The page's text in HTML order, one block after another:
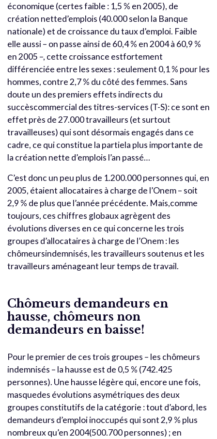
économique (certes faible : 1,5 % en 2005), de
création netted’emplois (40.000 selon la Banque
nationale) et de croissance du taux d’emploi. Faible
elle aussi – on passe ainsi de 60,4 % en 2004 à 60,9 %
en 2005 –, cette croissance estfortement
différenciée entre les sexes : seulement 0,1 % pour les
hommes, contre 2,7 % du côté des femmes. Sans
doute un des premiers effets indirects du
succèscommercial des titres-services (T-S): ce sont en
effet près de 27.000 travailleurs (et surtout
travailleuses) qui sont désormais engagés dans ce
cadre, ce qui constitue la partiela plus importante de
la création nette d’emplois l’an passé…
C’est donc un peu plus de 1.200.000 personnes qui, en
2005, étaient allocataires à charge de l’Onem – soit
2,9 % de plus que l’année précédente. Mais,comme
toujours, ces chiffres globaux agrègent des
évolutions diverses en ce qui concerne les trois
groupes d’allocataires à charge de l’Onem : les
chômeursindemnisés, les travailleurs soutenus et les
travailleurs aménageant leur temps de travail.
Chômeurs demandeurs en
hausse, chômeurs non
demandeurs en baisse!
Pour le premier de ces trois groupes – les chômeurs
indemnisés – la hausse est de 0,5 % (742.425
personnes). Une hausse légère qui, encore une fois,
masquedes évolutions asymétriques des deux
groupes constitutifs de la catégorie : tout d’abord, les
demandeurs d’emploi inoccupés qui sont 2,9 % plus
nombreux qu’en 2004(500.700 personnes) ; en